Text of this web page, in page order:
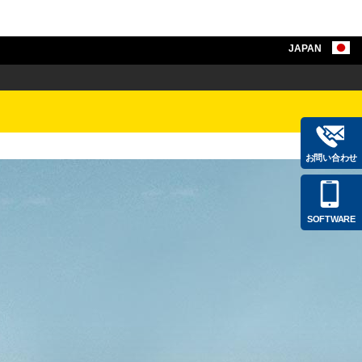
お問い合わせ
SOFTWARE
JAPAN